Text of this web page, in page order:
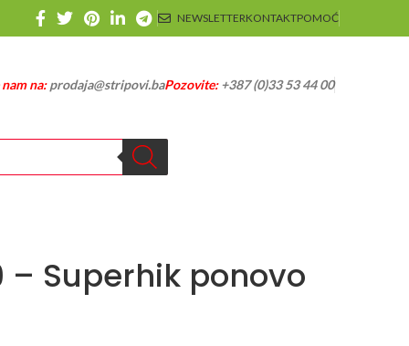
NEWSLETTERKONTAKTPOMOĆ
na:prodaja@stripovi.baPozovite:+387 (0)33 53 44 00
– Superhik ponovo